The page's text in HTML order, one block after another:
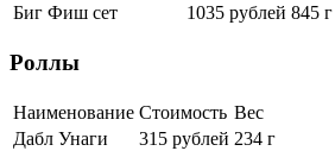
Биг Фиш сет
1035 рублей 845 г
Роллы
Наименование Стоимость Вес
Дабл Унаги
315 рублей 234 г